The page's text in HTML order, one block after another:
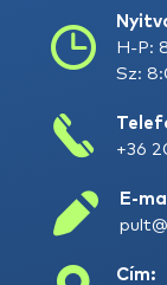
H-P:
Sz:
+36
E-
Cím: